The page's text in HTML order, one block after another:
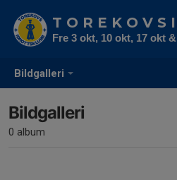
Bildgalleri
T O R E K O V S
Fre 3 okt, 10 okt, 17 okt
Bildgalleri
0 album